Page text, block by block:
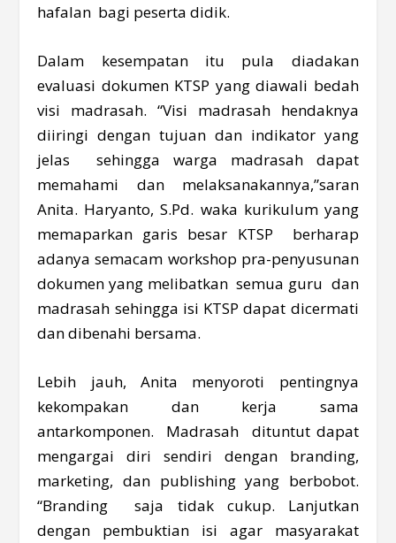
hafalan bagi peserta didik.
Dalam kesempatan itu pula diadakan
evaluasi dokumen KTSP yang diawali bedah
visi madrasah. “Visi madrasah hendaknya
diiringi dengan tujuan dan indikator yang
jelas sehingga warga madrasah dapat
memahami dan melaksanakannya,”saran
Anita. Haryanto, S.Pd. waka kurikulum yang
memaparkan garis besar KTSP berharap
adanya semacam workshop pra-penyusunan
dokumen yang melibatkan semua guru dan
madrasah sehingga isi KTSP dapat dicermati
dan dibenahi bersama.
Lebih jauh, Anita menyoroti pentingnya
kekompakan dan kerja sama
antarkomponen. Madrasah dituntut dapat
mengargai diri sendiri dengan branding,
marketing, dan publishing yang berbobot.
“Branding saja tidak cukup. Lanjutkan
dengan pembuktian isi agar masyarakat